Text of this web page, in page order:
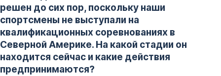
решен до сих пор, поскольку наши
спортсмены не выступали на
квалификационных соревнованиях в
Северной Америке. На какой стадии он
находится сейчас и какие действия
предпринимаются?